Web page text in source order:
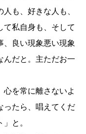
も、好きな人も、
て私自身も、そして
、良い現象悪い現象
んだと。主ただお一
を常に離さないよ
ったら、唱えてくだ
と。